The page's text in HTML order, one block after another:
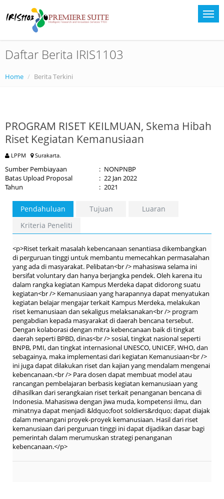
Daftar Berita IRIS1103
Home Berita Terkini
PROGRAM RISET KEILMUAN, Skema Hibah
Riset Kegiatan Kemanusiaan
LPPM Surakarta.
Sumber Pembiayaan : NONPNBP
Batas Upload Proposal
: 22 Jan 2022
Tahun
: 2021
Pendahuluan Tujuan
Luaran
Kriteria Peneliti
<p>Riset terkait masalah kebencanaan senantiasa dikembangkan
di perguruan tinggi untuk membantu memecahkan permasalahan
yang ada di masyarakat. Pelibatan<br /> mahasiswa selama ini
bersifat voluntary dan hanya berjangka pendek. Oleh karena itu
dalam rangka kegiatan Kampus Merdeka dapat didorong suatu
kegiatan<br /> Kemanusiaan yang harapannya dapat menyatukan
kegiatan belajar mengajar terkait Kampus Merdeka, melakukan
riset kemanusiaan dan sekaligus melaksanakan<br /> program
pengabdian kepada masyarakat di daerah bencana tersebut.
Dengan kolaborasi dengan mitra kebencanaan baik di tingkat
daerah seperti BPBD, dinas<br /> sosial, tingkat nasional seperti
BNPB, PMI, dan tingkat internasional UNESCO, UNICEF, WHO, dan
sebagainya, maka implementasi dari kegiatan Kemanusiaan<br />
ini juga dapat dilakukan riset dan kajian yang mendalam mengenai
kebencanaan.<br /> Para dosen dapat membuat model atau
rancangan pembelajaran berbasis kegiatan kemanusiaan yang
dihasilkan dari serangkaian riset terkait penanganan bencana di
Indonesia. Mahasiswa dengan jiwa muda, kompetensi ilmu, dan
minatnya dapat menjadi &ldquo;foot soldiers&rdquo; dapat diajak
dalam menangani proyek-proyek kemanusiaan. Hasil dari riset
kemanusiaan dari perguruan tinggi ini dapat dijadikan dasar bagi
pemerintah dalam merumuskan strategi penanganan
kebencanaan.</p>